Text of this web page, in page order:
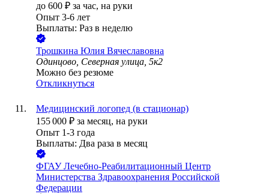
до 600 ₽ за час, на руки
Опыт 3-6 лет
Выплаты: Раз в неделю
Трошкина Юлия Вячеславовна
Одинцово, Северная улица, 5к2
Можно без резюме
Откликнуться
Медицинский логопед (в стационар)
155 000 ₽ за месяц, на руки
Опыт 1-3 года
Выплаты: Два раза в месяц
ФГАУ Лечебно-Реабилитационный Центр
Министерства Здравоохранения Российской
Федерации